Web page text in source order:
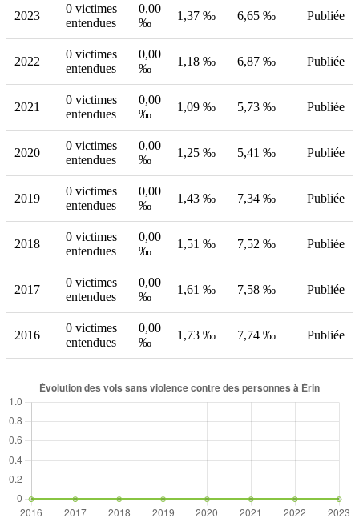
2023
0 victimes
entendues
0,00
‰
1,37 ‰ 6,65 ‰ Publiée
2022
0 victimes
entendues
0,00
‰
1,18 ‰ 6,87 ‰ Publiée
2021
0 victimes
entendues
0,00
‰
1,09 ‰ 5,73 ‰ Publiée
2020
0 victimes
entendues
0,00
‰
1,25 ‰ 5,41 ‰ Publiée
2019
0 victimes
entendues
0,00
‰
1,43 ‰ 7,34 ‰ Publiée
2018
0 victimes
entendues
0,00
‰
1,51 ‰ 7,52 ‰ Publiée
2017
0 victimes
entendues
0,00
‰
1,61 ‰ 7,58 ‰ Publiée
2016
0 victimes
entendues
0,00
‰
1,73 ‰ 7,74 ‰ Publiée